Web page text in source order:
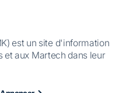
est un site d'information
et aux Martech dans leur